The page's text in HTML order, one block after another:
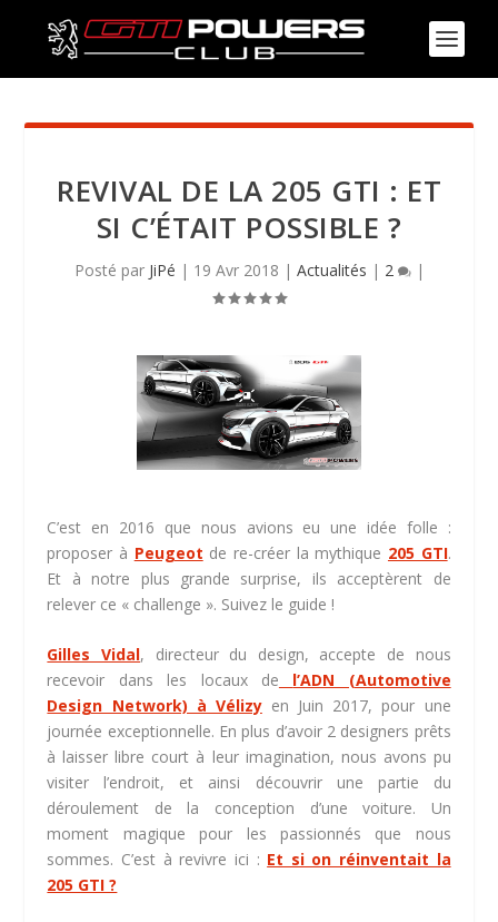
REVIVAL DE LA 205 GTI : ET
SI C’ÉTAIT POSSIBLE ?
Posté par JiPé | 19 Avr 2018 | Actualités | 2 |
C’est en 2016 que nous avions eu une idée folle :
proposer à Peugeot de re-créer la mythique 205 GTI.
Et à notre plus grande surprise, ils acceptèrent de
relever ce « challenge ». Suivez le guide !
Gilles Vidal, directeur du design, accepte de nous
recevoir dans les locaux de
l’ADN (Automotive
Design Network) à Vélizyen Juin 2017, pour une
journée exceptionnelle. En plus d’avoir 2 designers prêts
à laisser libre court à leur imagination, nous avons pu
visiter l’endroit, et ainsi découvrir une partie du
déroulement de la conception d’une voiture. Un
moment magique pour les passionnés que nous
sommes. C’est à revivre ici : Et si on réinventait la
205 GTI ?